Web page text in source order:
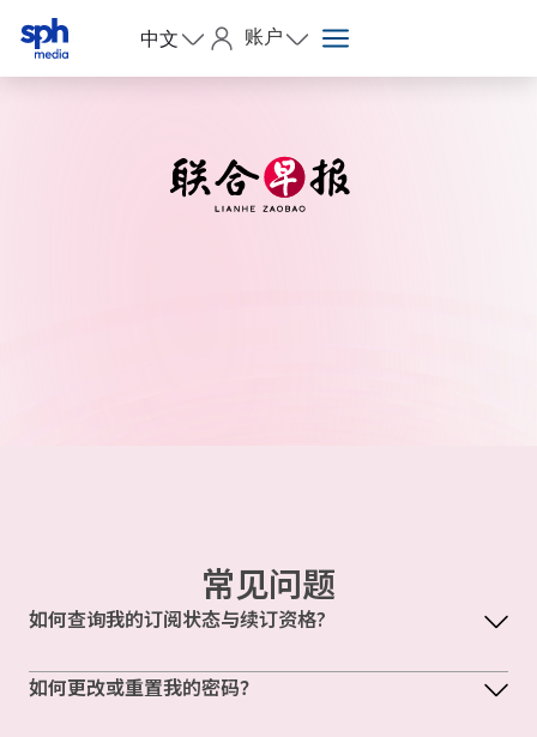
中文 账户
常见问题
如何查询我的订阅状态与续订资格?
如何更改或重置我的密码？